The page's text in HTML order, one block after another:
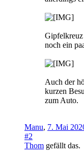
noch ein
Auch der
kurzen
zum Auto.
Manu, 7. Mai
#2
Thom gefällt das.